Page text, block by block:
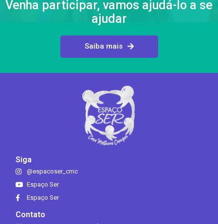
Venha participar, vamos ajudá-lo a se
ajudar
Saiba mais
Siga
@espacoser_cmc
Espaço Ser
Espaço Ser
Contato